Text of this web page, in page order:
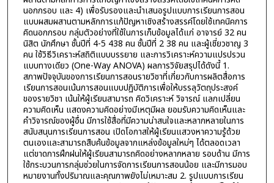
นอกกรอบ และ 4) เพื่อรับรองและนำเสนอรูปแบบการเรียนการสอน
แบบผสมผสานตามหลักการแก้ปัญหาเชิงสร้างสรรค์โดยใช้เทคนิคการ
คิดนอกกรอบ กลุ่มตัวอย่างที่ใช้ในการเก็บข้อมูลได้แก่ อาจารย์ 32 คน
นิสิต นักศึกษา ชั้นปีที่ 4-5 438 คน ชั้นปีที่ 2 38 คน และผู้เชี่ยวชาญ 3
คน ใช้วิธีวิเคราะห์สถิติแบบบรรยาย และการวิเคราะห์ความแปรปรวน
แบบทางเดียว (One-Way ANOVA) ผลการวิจัยสรุปได้ดังนี้ 1.
สภาพปัจจุบันของการเรียนการสอนรายวิชาที่เกี่ยวกับการผลิตสื่อการ
เรียนการสอนเน้นการสอนแบบปฏิบัติการเพื่อให้บรรลุวัตถุประสงค์
ของรายวิชา เน้นให้ผู้เรียนสามารถ คิดวิเคราะห์ วิจารณ์ แลกเปลี่ยน
ความคิดเห็น แสดงความคิดอย่างมีเหตุมีผล ยอมรับความคิดเห็นและ
คำวิจารณ์ของผู้อื่น มีการใช้สื่อที่มีความน่าสนใจและหลากหลายในการ
สนับสนุนการเรียนการสอน เปิดโอกาสให้ผู้เรียนแสวงหาความรู้ด้วย
ตนเองและสามารถสืบค้นข้อมูลจากแหล่งข้อมูลใหม่ๆ ได้ตลอดเวลา
แต่ขาดการฝึกฝนให้ผู้เรียนสามารถคิดอย่างหลากหลาย รอบด้าน มีการ
ใช้กระบวนการกลุ่มช่วยในการจัดการเรียนการสอนน้อย และมีการมอบ
หมายงานทั้งปริมาณและคุณภาพยังไม่เหมาะสม 2. รูปแบบการเรียน